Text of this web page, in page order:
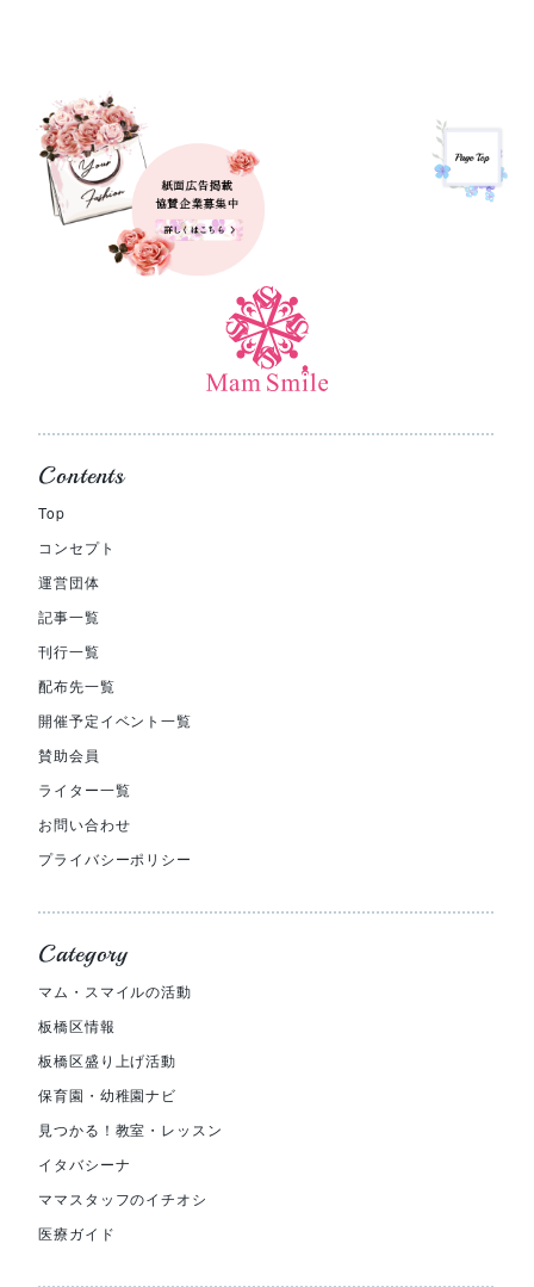
Contents
Top
コンセプト
運営団体
記事一覧
刊行一覧
配布先一覧
開催予定イベント一覧
賛助会員
ライター一覧
お問い合わせ
プライバシーポリシー
Category
マム・スマイルの活動
板橋区情報
板橋区盛り上げ活動
保育園・幼稚園ナビ
見つかる！教室・レッスン
イタバシーナ
ママスタッフのイチオシ
医療ガイド